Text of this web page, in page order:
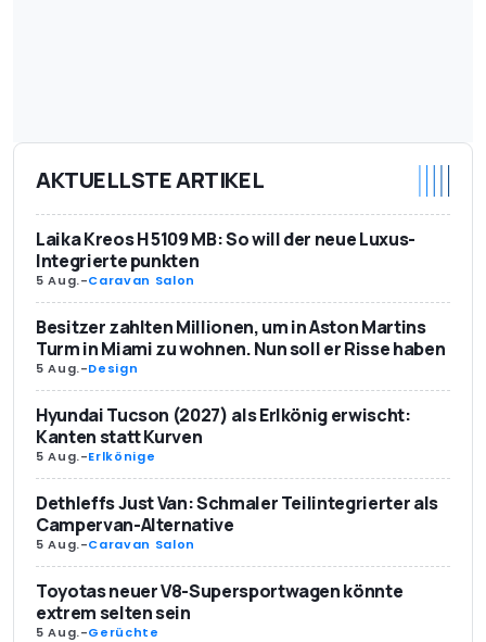
AKTUELLSTE ARTIKEL
Laika Kreos H 5109 MB: So will der neue Luxus-
Integrierte punkten
5 Aug.-Caravan Salon
Besitzer zahlten Millionen, um in Aston Martins
Turm in Miami zu wohnen. Nun soll er Risse haben
5 Aug.-Design
Hyundai Tucson (2027) als Erlkönig erwischt:
Kanten statt Kurven
5 Aug.-Erlkönige
Dethleffs Just Van: Schmaler Teilintegrierter als
Campervan-Alternative
5 Aug.-Caravan Salon
Toyotas neuer V8-Supersportwagen könnte
extrem selten sein
5 Aug.-Gerüchte